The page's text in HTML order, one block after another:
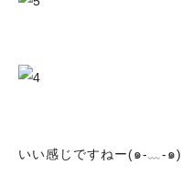
いい感じですねー(๑-﹏-๑)